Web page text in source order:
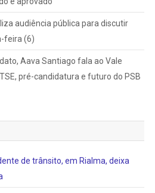
audiência pública para discutir
feira (6)
Aava Santiago fala ao Vale
pré-candidatura e futuro do PSB
de trânsito, em Rialma, deixa